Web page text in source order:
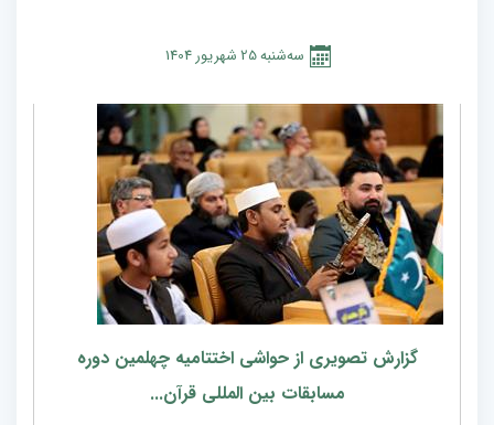
سه‌شنبه25شهريور1404
گزارش تصویری از حواشی اختتامیه چهلمین دوره
مسابقات بین المللی قرآن...